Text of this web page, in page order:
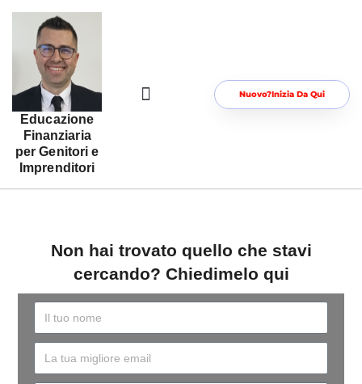
Educazione
Finanziaria
per Genitori e
Imprenditori
Nuovo?Inizia Da Qui
Non hai trovato quello che stavi
cercando? Chiedimelo qui